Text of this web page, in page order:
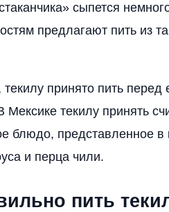
сыпется
предлагают пить из
текилу принято пить
Мексике текилу принять
блюдо, представленное
и перца чили.
пить